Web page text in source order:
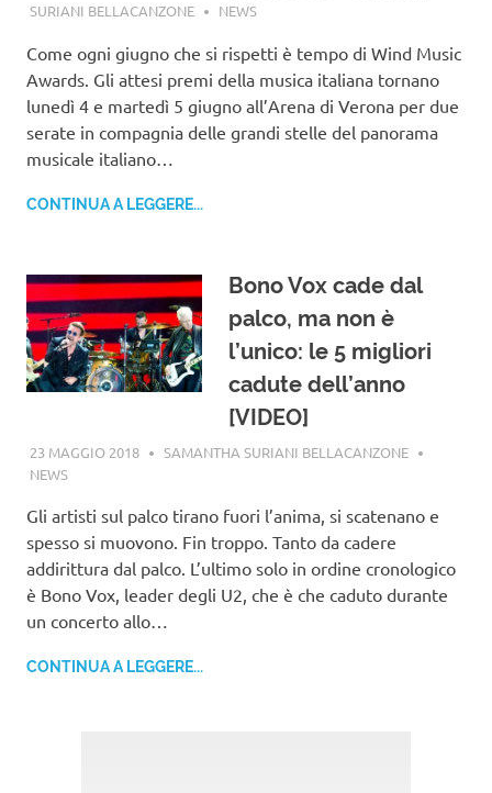
SURIANI BELLACANZONE
NEWS
Come ogni giugno che si rispetti è tempo di Wind Music
Awards. Gli attesi premi della musica italiana tornano
lunedì 4 e martedì 5 giugno all’Arena di Verona per due
serate in compagnia delle grandi stelle del panorama
musicale italiano…
CONTINUA A LEGGERE...
Bono Vox cade dal
palco, ma non è
l’unico: le 5 migliori
cadute dell’anno
[VIDEO]
23 MAGGIO 2018
SAMANTHA SURIANI BELLACANZONE
NEWS
Gli artisti sul palco tirano fuori l’anima, si scatenano e
spesso si muovono. Fin troppo. Tanto da cadere
addirittura dal palco. L’ultimo solo in ordine cronologico
è Bono Vox, leader degli U2, che è che caduto durante
un concerto allo…
CONTINUA A LEGGERE...